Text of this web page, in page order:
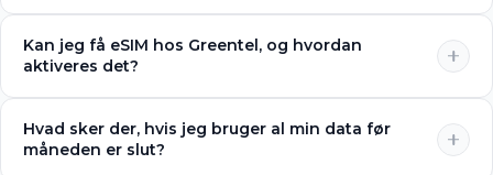
Kan jeg få eSIM hos Greentel, og hvordan
aktiveres det?
Hvad sker der, hvis jeg bruger al min data før
måneden er slut?